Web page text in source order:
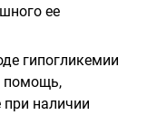
ее
гипогликемии
помощь,
при наличии